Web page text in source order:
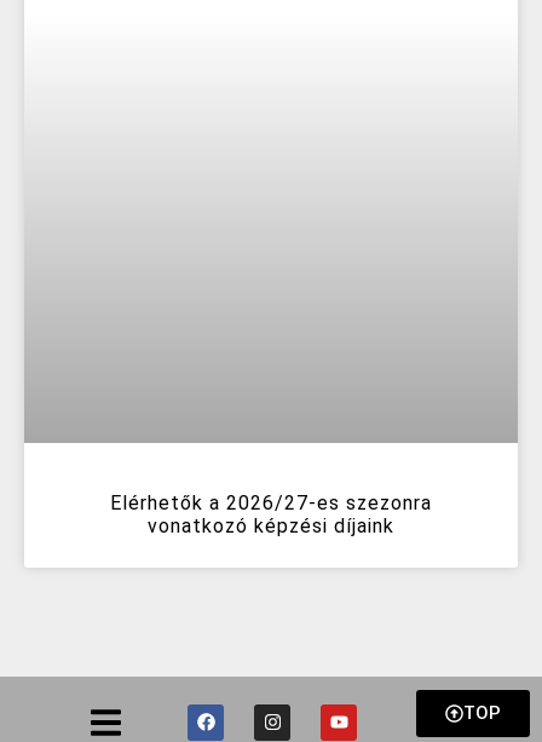
Elérhetők a 2026/27-es szezonra
vonatkozó képzési díjaink
TOP